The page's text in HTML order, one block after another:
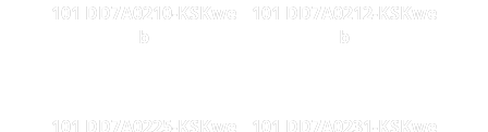
101 DD7A0210-KSKwe
b
101 DD7A0212-KSKwe
b
101 DD7A0225-KSKwe
101 DD7A0231-KSKwe